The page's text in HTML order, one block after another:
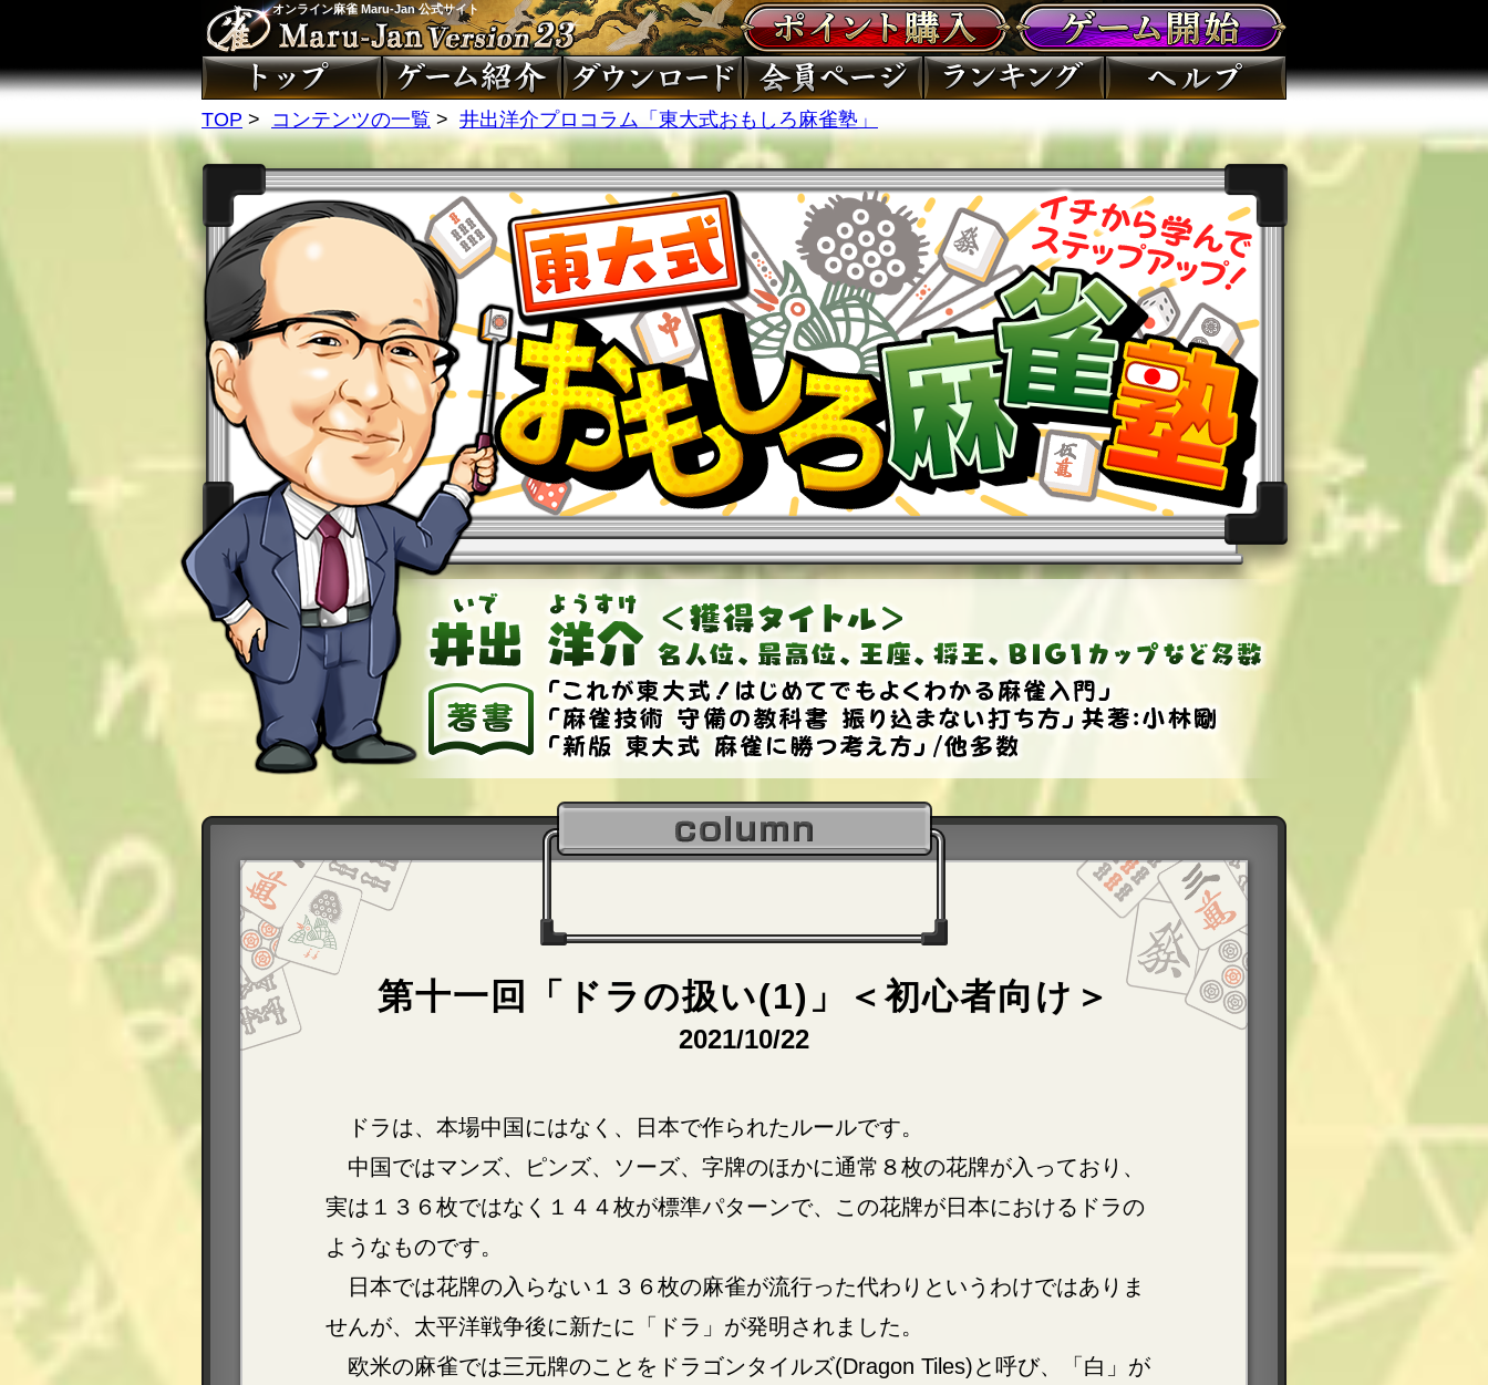
オンライン麻雀 Maru-Jan 公式サイト
TOP > コンテンツの一覧 > 井出洋介プロコラム「東大式おもしろ麻雀塾」
第十一回「ドラの扱い(1)」＜初心者向け＞
2021/10/22
ドラは、本場中国にはなく、日本で作られたルールです。
中国ではマンズ、ピンズ、ソーズ、字牌のほかに通常８枚の花牌が入っており、
実は１３６枚ではなく１４４枚が標準パターンで、この花牌が日本におけるドラの
ようなものです。
日本では花牌の入らない１３６枚の麻雀が流行った代わりというわけではありま
せんが、太平洋戦争後に新たに「ドラ」が発明されました。
欧米の麻雀では三元牌のことをドラゴンタイルズ(Dragon Tiles)と呼び、「白」が